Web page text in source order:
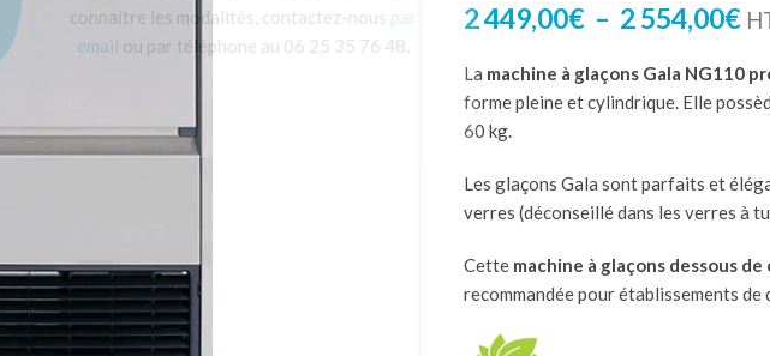
connaître les modalités, contactez-nouspar
emailou par téléphone au 06 25 35 76 48.
2 449,00€ – 2 554,00€
La machine à glaçons Gala NG110
forme pleine et cylindrique. Elle
60 kg.
Les glaçons Gala sont parfaits et
verres (déconseillé dans les verres à
Cette machine à glaçons dessous
recommandée pour établissements de